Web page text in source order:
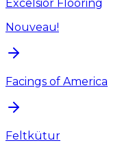
Excelsior Flooring
Nouveau!
Facings of America
Feltkütur